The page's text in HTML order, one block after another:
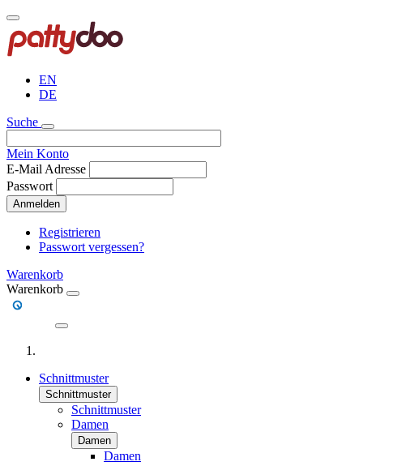
Direkt
zum
Inhalt
EN
DE
Suche
Mein Konto
E-Mail Adresse
Passwort
Anmelden
Registrieren
Passwort vergessen?
Warenkorb
Warenkorb
Schnittmuster
Schnittmuster
Schnittmuster
Damen
Damen
Damen